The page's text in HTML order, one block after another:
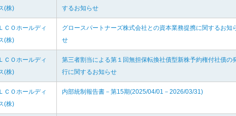
(株)
するお知らせ
ＣＯホールディ
(株)
グロースパートナーズ株式会社との資本業務提携に関するお知
せ
ＣＯホールディ
(株)
第三者割当による第１回無担保転換社債型新株予約権付社債の
行に関するお知らせ
ＣＯホールディ
(株)
内部統制報告書－第15期(2025/04/01－2026/03/31)